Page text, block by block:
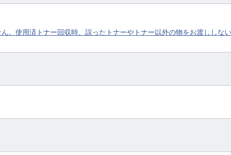
。使用済トナー回収時、誤ったトナーやトナー以外の物をお渡ししない